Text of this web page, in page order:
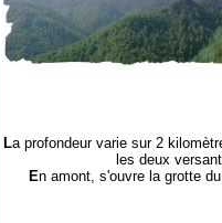
La profondeur varie sur 2
les deux
En amont, s'ouvre la grotte